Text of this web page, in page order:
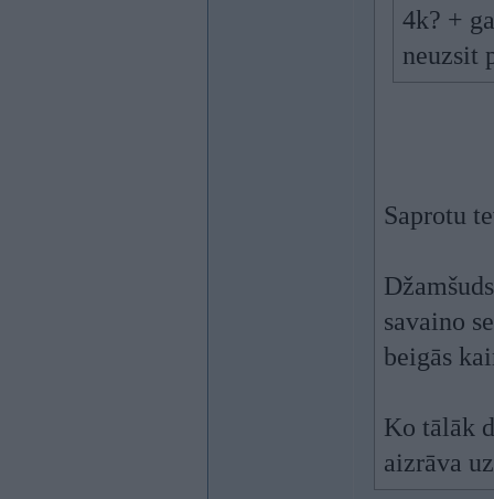
4k? +
neuzsit
Saprotu
savaino
beigās
Ko tālāk
aizrāva